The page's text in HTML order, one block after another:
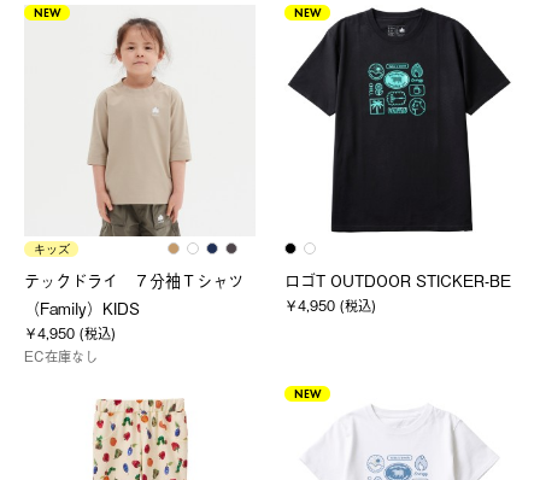
NEW
キッズ
テックドライ ７分袖Ｔシャツ
（Family）KIDS
￥4,950 (税込)
EC在庫なし
NEW
ロゴT OUTDOOR STICKER-BE
￥4,950 (税込)
NEW